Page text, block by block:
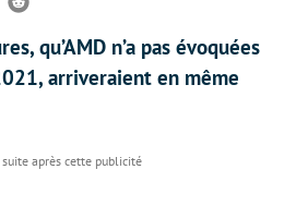
Reddit
qu’AMD n’a pas évoquées
arriveraient en même